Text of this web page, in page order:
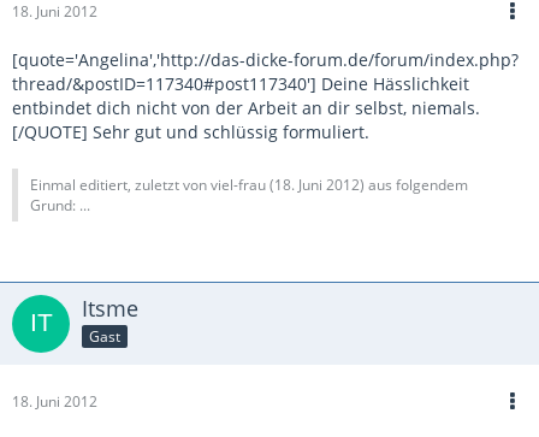
18. Juni 2012
[quote='Angelina','http://das-dicke-forum.de/forum/index.php?
thread/&postID=117340#post117340'] Deine Hässlichkeit
entbindet dich nicht von der Arbeit an dir selbst, niemals.
[/QUOTE] Sehr gut und schlüssig formuliert.
Einmal editiert, zuletzt von viel-frau (18. Juni 2012) aus folgendem
Grund: ...
Itsme
Gast
18. Juni 2012